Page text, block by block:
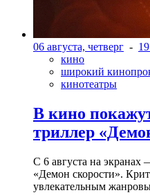
06 августа, четверг -
кино
широкий
кинотеатры
В кино
триллер
С 6 августа на
«Демон скорости».
увлекательным